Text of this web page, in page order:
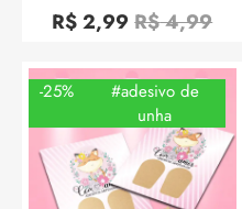
0
de
R$4,99
R$2,99
-25%
#adesivo de
unha